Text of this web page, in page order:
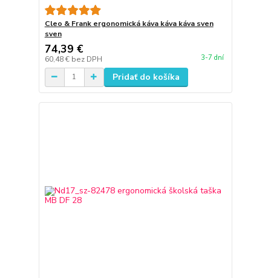
Cleo & Frank ergonomická káva káva káva sven
sven
74,39 €
60,48 € bez DPH 3-7 dní
Pridať do košíka